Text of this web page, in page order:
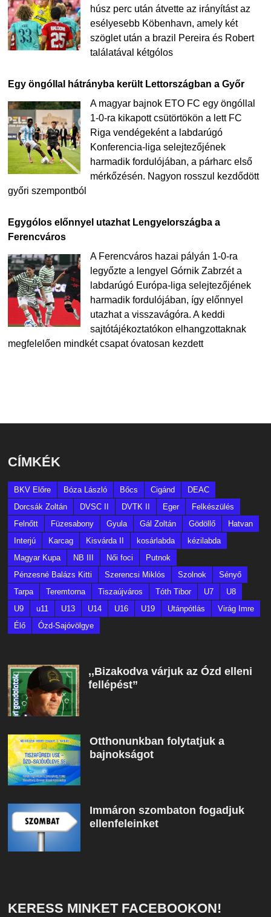
húsz perc után átvette az irányítást az
esélyesebb Köbenhavn, amely két
szöglet után a brazil Pereira és Robert
találatával kétgólos
Egy öngóllal hátrányba került Lettországban a Győr
A magyar bajnok ETO FC egy öngóllal
1-0-ra kikapott csütörtökön a lett FC
Riga vendégeként a labdarúgó
Konferencia-liga selejtezőjének
harmadik fordulójában, a párharc első
mérkőzésén. Nagyon rosszul kezdődött
győri szempontból
Egygólos előnnyel utazhat Lengyelországba a
Ferencváros
A Ferencváros hazai pályán 1-0-ra
legyőzte a lengyel Górnik Zabrzét a
labdarúgó Európa-liga selejtezőjének
harmadik fordulójában, így előnnyel
utazhat a visszavágóra. A keddi
sajtótájékoztatókon elhangzottaknak
megfelelően mindkét csapat óvatosan kezdett
CÍMKÉK
BKV Előre Bóza László Bőcs Cigánd
DEAC
Dorcsák Zoltán
DVSC II DVTK II Eger
Felkészülés
Felnőtt
Füzesabony Gyula Gál Zoltán Gödöllő
Hatvan
Interjú
Karcag Kisvárda II kosárlabda
kézilabda
Magyar Kupa
NB III Női foci
Putnok
Pénzesné Balázs Kitti
Szerencsi Miklós Szolnok
Sényő
Tarpa
Teremtorna Tiszaújváros Tóth Tibor U7
U8
U9
u11 U13 U14 U16 U19 Utánpótlás
Virág Imre
Élő
Ózd-Sajóvölgye
,,Bizakodva várjuk az Ózd elleni
fellépést”
Otthonunkban folytatjuk a
bajnokságot
Immáron szombaton fogadjuk
ellenfeleinket
KERESS MINKET FACEBOOKON!